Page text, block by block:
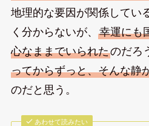
地理的な要因が関係してい
く分からないが、 幸運にも
心なままでいられたのだろ
ってからずっと、そんな静
のだと思う。
あわせて読みたい